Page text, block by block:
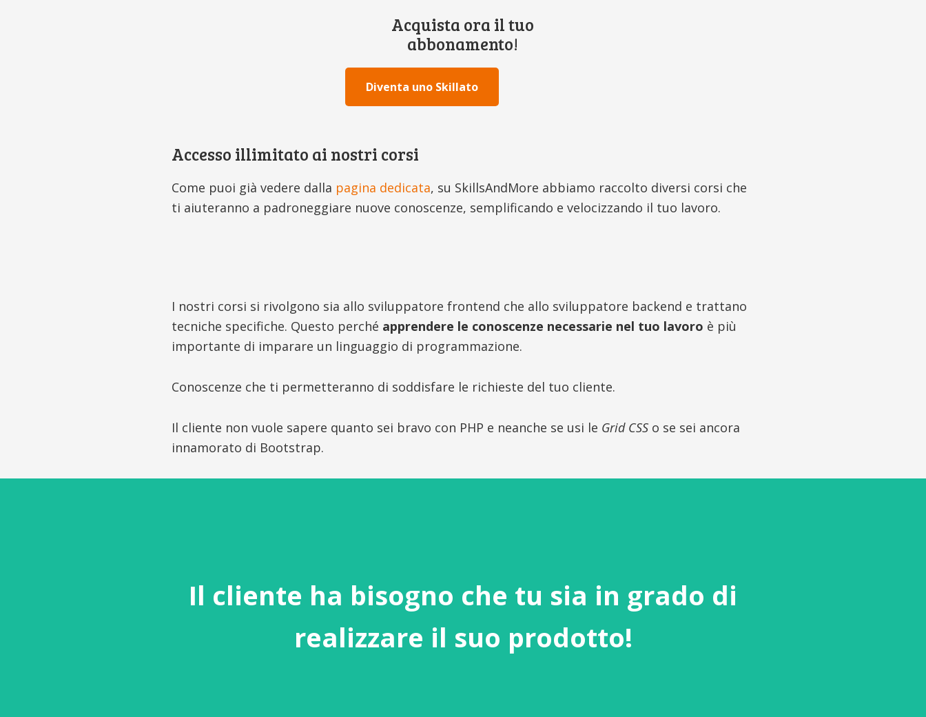
Acquista ora il tuo
abbonamento!
Diventa uno Skillato
Accesso illimitato ai nostri corsi
Come puoi già vedere dalla pagina dedicata, su SkillsAndMore abbiamo raccolto diversi corsi che
ti aiuteranno a padroneggiare nuove conoscenze, semplificando e velocizzando il tuo lavoro.
I nostri corsi si rivolgono sia allo sviluppatore frontend che allo sviluppatore backend e trattano
tecniche specifiche. Questo perché apprendere le conoscenze necessarie nel tuo lavoro è più
importante di imparare un linguaggio di programmazione.
Conoscenze che ti permetteranno di soddisfare le richieste del tuo cliente.
Il cliente non vuole sapere quanto sei bravo con PHP e neanche se usi le Grid CSSo se sei ancora
innamorato di Bootstrap.
Il cliente ha bisogno che tu sia in grado di
realizzare il suo prodotto!